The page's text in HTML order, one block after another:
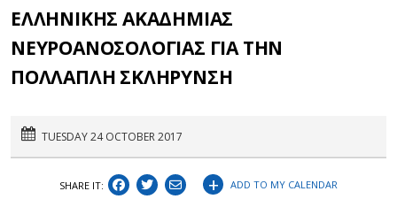
ΕΛΛΗΝΙΚΗΣ ΑΚΑΔΗΜΙΑΣ
ΝΕΥΡΟΑΝΟΣΟΛΟΓΙΑΣ ΓΙΑ ΤΗΝ
ΠΟΛΛΑΠΛΗ ΣΚΛΗΡΥΝΣΗ
TUESDAY 24 OCTOBER 2017
SHARE IT: +
ADD TO MY CALENDAR